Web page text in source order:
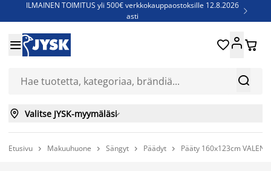
ILMAINEN TOIMITUS yli 500€ verkkokauppaostoksille 12.8.2026
asti

Jenkkisänkyjä - Säästä jopa 60%


 
 Valitse JYSK-myymäläsi
Etusivu  Makuuhuone  Sängyt  Päädyt  Pääty 160x123cm VALEN